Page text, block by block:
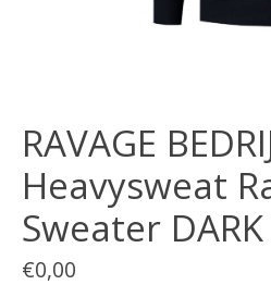
RAVAGE
Heavysweat
Sweater
€0,00